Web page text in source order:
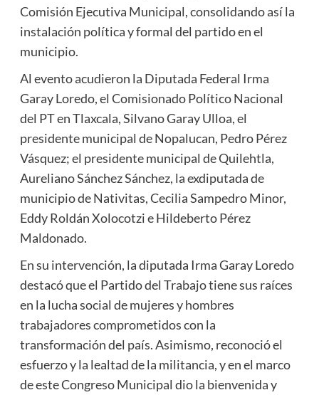
Comisión Ejecutiva Municipal, consolidando así la
instalación política y formal del partido en el
municipio.
Al evento acudieron la Diputada Federal Irma
Garay Loredo, el Comisionado Político Nacional
del PT en Tlaxcala, Silvano Garay Ulloa, el
presidente municipal de Nopalucan, Pedro Pérez
Vásquez; el presidente municipal de Quilehtla,
Aureliano Sánchez Sánchez, la exdiputada de
municipio de Nativitas, Cecilia Sampedro Minor,
Eddy Roldán Xolocotzi e Hildeberto Pérez
Maldonado.
En su intervención, la diputada Irma Garay Loredo
destacó que el Partido del Trabajo tiene sus raíces
en la lucha social de mujeres y hombres
trabajadores comprometidos con la
transformación del país. Asimismo, reconoció el
esfuerzo y la lealtad de la militancia, y en el marco
de este Congreso Municipal dio la bienvenida y